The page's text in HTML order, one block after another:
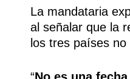
La mandataria
al señalar que la
los tres países
“No es una